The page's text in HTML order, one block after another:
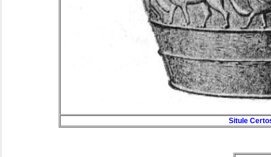
Situle